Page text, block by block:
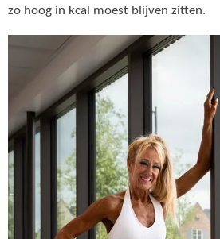
zo hoog in kcal moest blijven zitten.